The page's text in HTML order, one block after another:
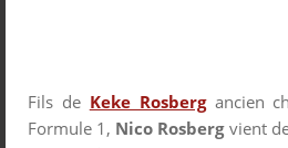
Fils de Keke Rosbergancien
Formule 1, Nico Rosbergvient